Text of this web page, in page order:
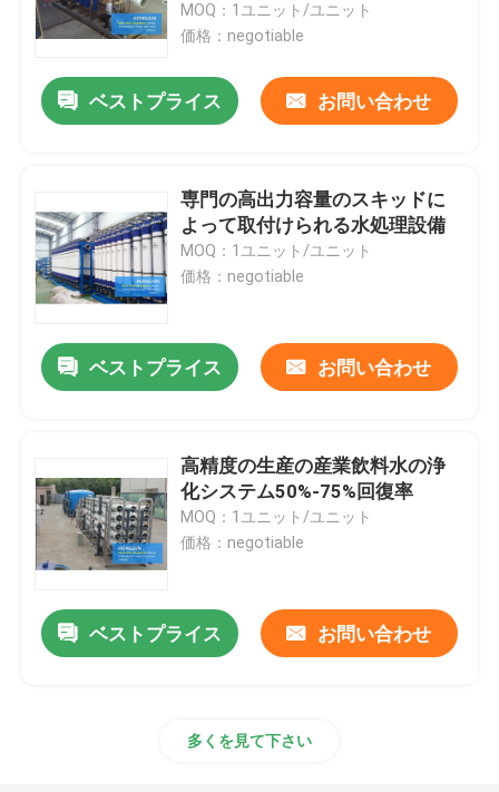
家
MOQ：1ユニット/ユニット
価格：negotiable
ベストプライス お問い合わせ
専門の高出力容量のスキッドに
よって取付けられる水処理設備
MOQ：1ユニット/ユニット
価格：negotiable
ベストプライス お問い合わせ
高精度の生産の産業飲料水の浄
化システム50%-75%回復率
MOQ：1ユニット/ユニット
価格：negotiable
ベストプライス お問い合わせ
多くを見て下さい